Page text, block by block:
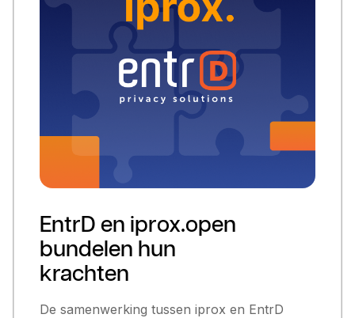
EntrD en iprox.open
bundelen hun
krachten
De samenwerking tussen iprox en EntrD